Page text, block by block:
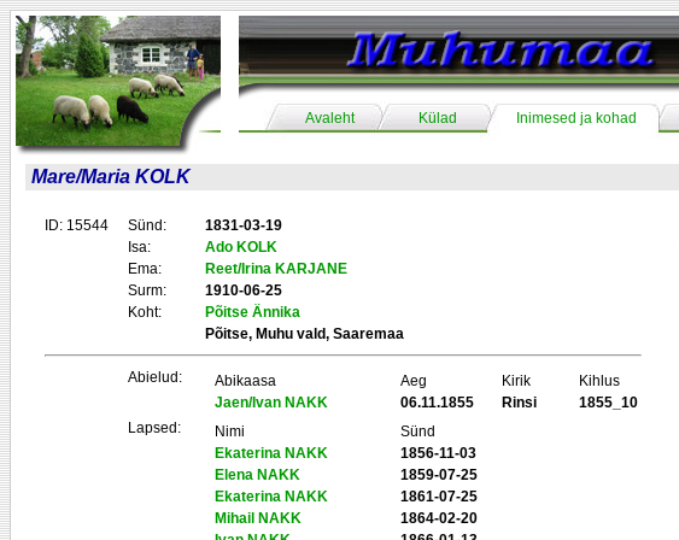
Avaleht Külad Inimesed ja kohad
Mare/Maria KOLK
ID: 15544 Sünd:
1831-03-19
Isa:
Ado KOLK
Ema:
Reet/Irina KARJANE
Surm:
1910-06-25
Koht:
Põitse Ännika
Põitse, Muhu vald, Saaremaa
Abielud: Abikaasa Aeg Kirik
Kihlus
Jaen/Ivan NAKK
06.11.1855 Rinsi
1855_10
Lapsed:
Nimi
Sünd
Ekaterina NAKK
1856-11-03
Elena NAKK
1859-07-25
Ekaterina NAKK
1861-07-25
Mihail NAKK
1864-02-20